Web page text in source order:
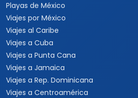
Playas de México
Viajes por México
Viajes al Caribe
Viajes a Cuba
Viajes a Punta Cana
Viajes a Jamaica
Viajes a Rep. Dominicana
Viajes a Centroamérica